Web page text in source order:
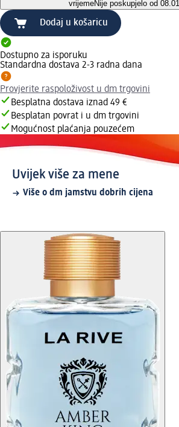
vrijemeNije poskupjelo od
Dodaj u košaricu
Dostupno za isporuku
Standardna dostava 2-3 radna dana
Provjerite raspoloživost u dm trgovini
Besplatna dostava iznad 49 €
Besplatan povrat i u dm trgovini
Mogućnost plaćanja pouzećem
Uvijek više za mene
Više o dm jamstvu dobrih cijena